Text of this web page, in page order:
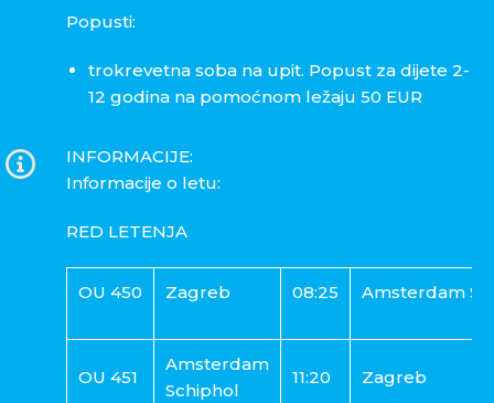
Popusti:
trokrevetna soba na upit. Popust za dijete 2-
12 godina na pomoćnom ležaju 50 EUR
INFORMACIJE:
Informacije o letu:
RED LETENJA
OU 450 Zagreb 08:25 Amsterdam
OU 451
Amsterdam
Schiphol
11:20 Zagreb